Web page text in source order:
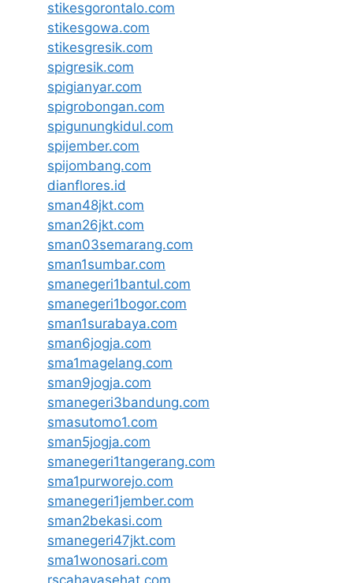
stikesgorontalo.com
stikesgowa.com
stikesgresik.com
spigresik.com
spigianyar.com
spigrobongan.com
spigunungkidul.com
spijember.com
spijombang.com
dianflores.id
sman48jkt.com
sman26jkt.com
sman03semarang.com
sman1sumbar.com
smanegeri1bantul.com
smanegeri1bogor.com
sman1surabaya.com
sman6jogja.com
sma1magelang.com
sman9jogja.com
smanegeri3bandung.com
smasutomo1.com
sman5jogja.com
smanegeri1tangerang.com
sma1purworejo.com
smanegeri1jember.com
sman2bekasi.com
smanegeri47jkt.com
sma1wonosari.com
rscahayasehat.com